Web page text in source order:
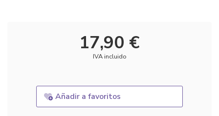
17,90 €
IVA incluido
Añadir a favoritos